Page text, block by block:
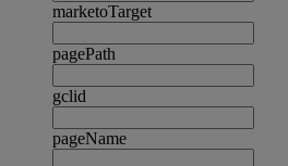
marketoTarget
pagePath
gclid
pageName